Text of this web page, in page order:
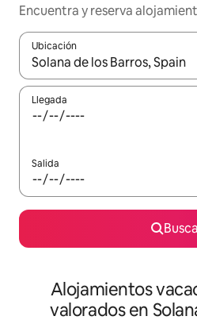
Encuentra y reserva
Ubicación
Cuando los resultados estén
Llegada
Salida
Alojamientos
valorados en